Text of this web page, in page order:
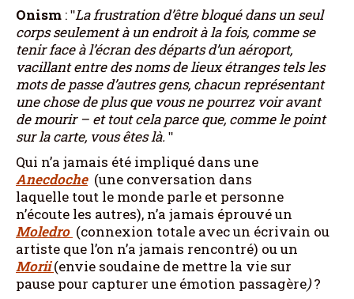
Onism : ʺLa frustration d’être bloqué dans un seul
corps seulement à un endroit à la fois, comme se
tenir face à l’écran des départs d’un aéroport,
vacillant entre des noms de lieux étranges tels les
mots de passe d’autres gens, chacun représentant
une chose de plus que vous ne pourrez voir avant
de mourir – et tout cela parce que, comme le point
sur la carte, vous êtes là.ʺ
Qui n’a jamais été impliqué dans une
Anecdoche(une conversation dans
laquelle tout le monde parle et personne
n’écoute les autres), n’a jamais éprouvé un
Moledro (connexion totale avec un écrivain ou
artiste que l’on n’a jamais rencontré) ou un
Morii(envie soudaine de mettre la vie sur
pause pour capturer une émotion passagère)?